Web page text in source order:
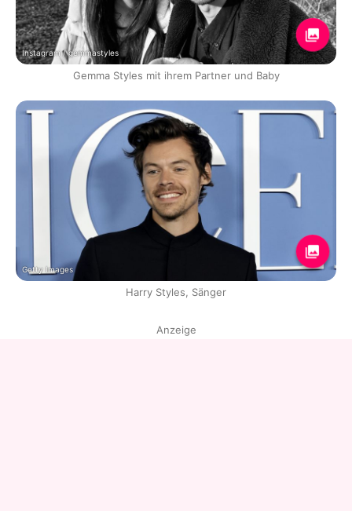
Instagram / gemmastyles
Gemma Styles mit ihrem Partner und Baby
Getty Images
Harry Styles, Sänger
Anzeige